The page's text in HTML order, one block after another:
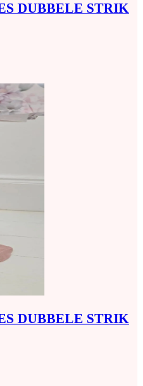
DUBBELE STRIK
DUBBELE STRIK